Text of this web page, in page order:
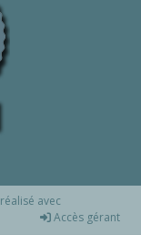
avec
Accès gérant